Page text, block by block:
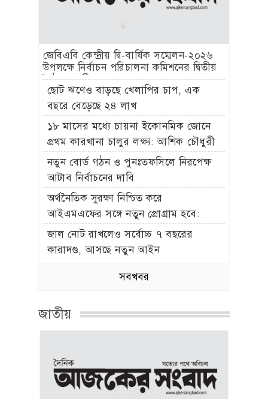
রিকশা উপহার দিলেন প্রধানমন্ত্রী তারেক
রহমান
জাতীয়
গণঅভ্যুত্থান নিউটনের আপেল নয়, ১৭ বছরের
আন্দোলনের ফসল: স্বরাষ্ট্রমন্ত্রী